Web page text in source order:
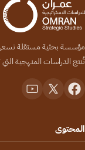
مؤسسة بحثية مستقلة تسعى
تُنتج الدراسات المنهجية
المحتوى